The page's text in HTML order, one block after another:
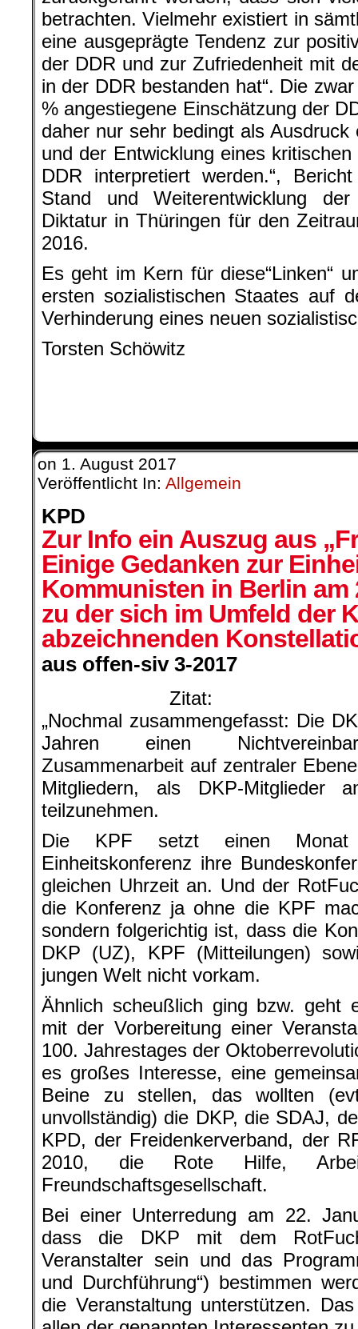
betrachten. Vielmehr existiert in
eine ausgeprägte Tendenz zur
der DDR und zur Zufriedenheit mit
in der DDR bestanden hat“. Die
% angestiegene Einschätzung der
daher nur sehr bedingt als Ausdruck
und der Entwicklung eines
DDR interpretiert werden.“,
Stand und Weiterentwicklung
Diktatur in Thüringen für den
2016.
Es geht im Kern für diese“Linken“
ersten sozialistischen Staates auf
Verhinderung eines neuen
Torsten Schöwitz
on 1. August 2017
Veröffentlicht In: Allgemein
KPD
Zur Info ein Auszug aus
Einige Gedanken zur
Kommunisten in Berlin am
zu der sich im Umfeld der
abzeichnenden
aus offen-siv 3-2017
Zitat:
„Nochmal zusammengefasst: Die
Jahren einen
Zusammenarbeit auf zentraler
Mitgliedern, als DKP-Mitglieder
teilzunehmen.
Die KPF setzt einen Monat
Einheitskonferenz ihre
gleichen Uhrzeit an. Und der
die Konferenz ja ohne die KPF
sondern folgerichtig ist, dass die
DKP (UZ), KPF (Mitteilungen)
jungen Welt nicht vorkam.
Ähnlich scheußlich ging bzw. geht
mit der Vorbereitung einer
100. Jahrestages der
es großes Interesse, eine
Beine zu stellen, das wollten
unvollständig) die DKP, die SDAJ,
KPD, der Freidenkerverband, der
2010, die Rote Hilfe,
Freundschaftsgesellschaft.
Bei einer Unterredung am 22.
dass die DKP mit dem
Veranstalter sein und das
und Durchführung“) bestimmen
die Veranstaltung unterstützen.